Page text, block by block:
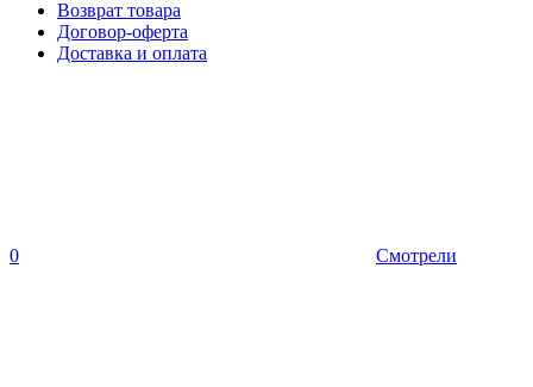
Возврат товара
Договор-оферта
Доставка и оплата
0 Смотрели